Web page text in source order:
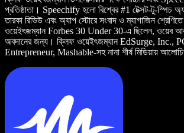
প্রতিষ্ঠাতা। Speechify হলো বিশ্বের #1 টেক্সট-টু-স্পিচ
তারকা রিভিউ এবং অ্যাপ স্টোরে সংবাদ ও ম্যাগাজিন
ওয়েইৎজম্যান Forbes 30 Under 30-এ ছিলেন, ওয়েব
অবদানের জন্য। ক্লিফ ওয়েইৎজম্যান EdSurge, Inc.,
Entrepreneur, Mashable-সহ নানা শীর্ষ মিডিয়ায়